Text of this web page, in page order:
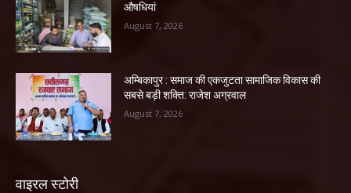
औषधियां
August 7, 2026
अम्बिकापुर : समाज की एकजुटता सामाजिक विकास की
सबसे बड़ी शक्ति: राजेश अग्रवाल
August 7, 2026
वाइरल स्टोरी